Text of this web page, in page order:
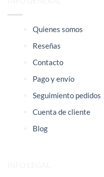
Quienes somos
Reseñas
Contacto
Pago y envío
Seguimiento pedidos
Cuenta de cliente
Blog